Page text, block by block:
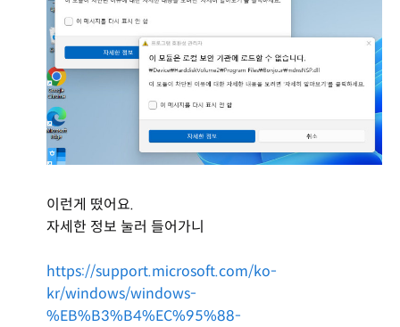
이런게 떴어요.
자세한 정보 눌러 들어가니
https://support.microsoft.com/ko-
kr/windows/windows-
%EB%B3%B4%EC%95%88-